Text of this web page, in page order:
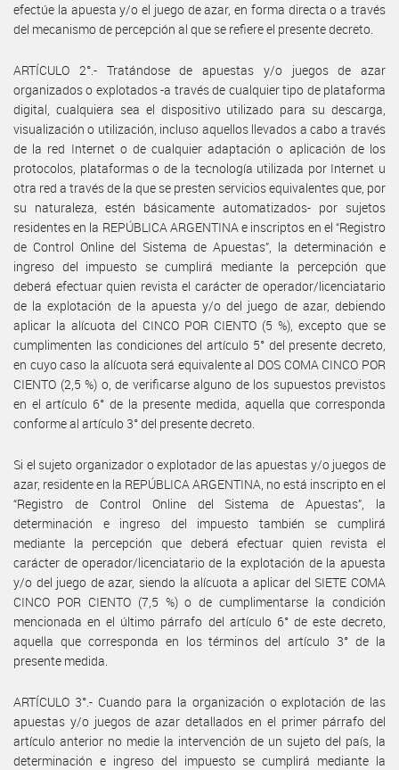
efectúe la apuesta y/o el juego de azar, en forma directa o a través
del mecanismo de percepción al que se refiere el presente decreto.
ARTÍCULO 2°.- Tratándose de apuestas y/o juegos de azar
organizados o explotados -a través de cualquier tipo de plataforma
digital, cualquiera sea el dispositivo utilizado para su descarga,
visualización o utilización, incluso aquellos llevados a cabo a través
de la red Internet o de cualquier adaptación o aplicación de los
protocolos, plataformas o de la tecnología utilizada por Internet u
otra red a través de la que se presten servicios equivalentes que, por
su naturaleza, estén básicamente automatizados- por sujetos
residentes en la REPÚBLICA ARGENTINA e inscriptos en el “Registro
de Control Online del Sistema de Apuestas”, la determinación e
ingreso del impuesto se cumplirá mediante la percepción que
deberá efectuar quien revista el carácter de operador/licenciatario
de la explotación de la apuesta y/o del juego de azar, debiendo
aplicar la alícuota del CINCO POR CIENTO (5 %), excepto que se
cumplimenten las condiciones del artículo 5° del presente decreto,
en cuyo caso la alícuota será equivalente al DOS COMA CINCO POR
CIENTO (2,5 %) o, de verificarse alguno de los supuestos previstos
en el artículo 6° de la presente medida, aquella que corresponda
conforme al artículo 3° del presente decreto.
Si el sujeto organizador o explotador de las apuestas y/o juegos de
azar, residente en la REPÚBLICA ARGENTINA, no está inscripto en el
“Registro de Control Online del Sistema de Apuestas”, la
determinación e ingreso del impuesto también se cumplirá
mediante la percepción que deberá efectuar quien revista el
carácter de operador/licenciatario de la explotación de la apuesta
y/o del juego de azar, siendo la alícuota a aplicar del SIETE COMA
CINCO POR CIENTO (7,5 %) o de cumplimentarse la condición
mencionada en el último párrafo del artículo 6° de este decreto,
aquella que corresponda en los términos del artículo 3° de la
presente medida.
ARTÍCULO 3°.- Cuando para la organización o explotación de las
apuestas y/o juegos de azar detallados en el primer párrafo del
artículo anterior no medie la intervención de un sujeto del país, la
determinación e ingreso del impuesto se cumplirá mediante la